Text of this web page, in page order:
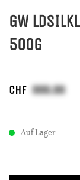
GW
500G
CHF
Auf Lager